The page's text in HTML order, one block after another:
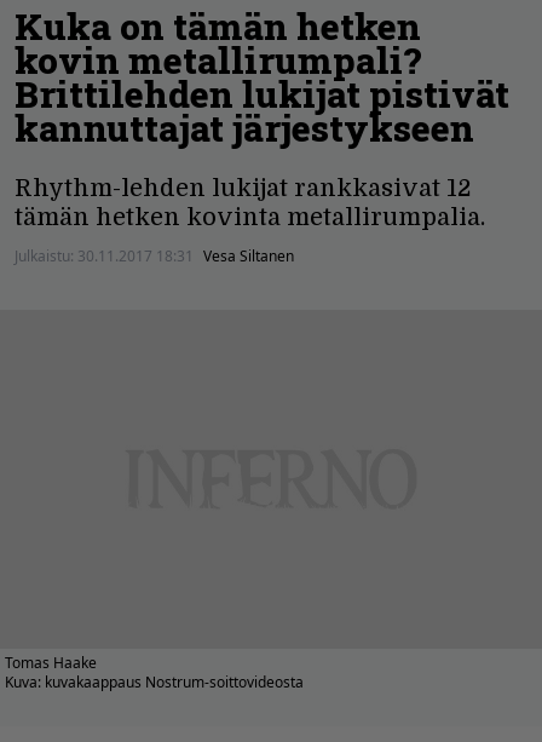
Kuka on tämän hetken
kovin metallirumpali?
Brittilehden lukijat pistivät
kannuttajat järjestykseen
Rhythm-lehden lukijat rankkasivat 12
tämän hetken kovinta metallirumpalia.
Julkaistu: 30.11.2017 18:31 Vesa Siltanen
Tomas Haake
Kuva: kuvakaappaus Nostrum-soittovideosta